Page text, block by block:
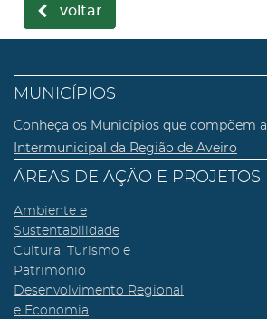
voltar
MUNICÍPIOS
Conheça os Municípios que compõem
Intermunicipal da Região de Aveiro
ÁREAS DE AÇÃO E PROJETOS
Ambiente e
Sustentabilidade
Cultura, Turismo e
Património
Desenvolvimento Regional
e Economia